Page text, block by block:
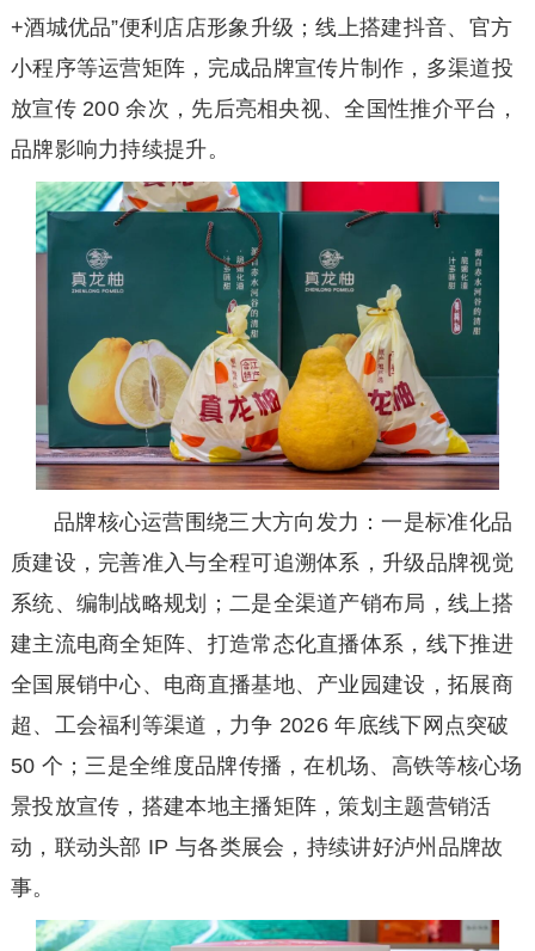
+酒城优品”便利店店形象升级；线上搭建抖音、官方
小程序等运营矩阵，完成品牌宣传片制作，多渠道投
放宣传 200 余次，先后亮相央视、全国性推介平台，
品牌影响力持续提升。
品牌核心运营围绕三大方向发力：一是标准化品
质建设，完善准入与全程可追溯体系，升级品牌视觉
系统、编制战略规划；二是全渠道产销布局，线上搭
建主流电商全矩阵、打造常态化直播体系，线下推进
全国展销中心、电商直播基地、产业园建设，拓展商
超、工会福利等渠道，力争 2026 年底线下网点突破
50 个；三是全维度品牌传播，在机场、高铁等核心场
景投放宣传，搭建本地主播矩阵，策划主题营销活
动，联动头部 IP 与各类展会，持续讲好泸州品牌故
事。